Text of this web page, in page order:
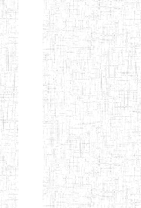
ENIEG
MODERNE
SAINTE MARIE
ENIEG PRIVEE
BILINGUE LES
BOSONS
ENIEG BILINGUE
LE NORMALIEN
CITOYEN